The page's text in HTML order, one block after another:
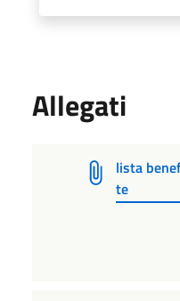
Allegati
lista
te